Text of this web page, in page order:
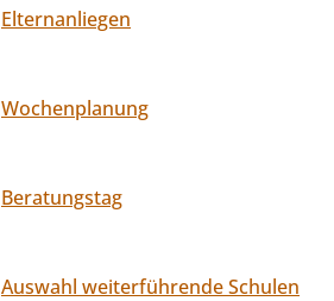
Elternanliegen
Wochenplanung
Beratungstag
Auswahl weiterführende Schulen